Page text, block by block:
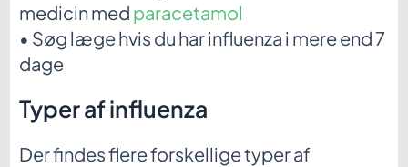
medicin med paracetamol
• Søg læge hvis du har influenza i mere end 7
dage
Typer af influenza
Der findes flere forskellige typer af